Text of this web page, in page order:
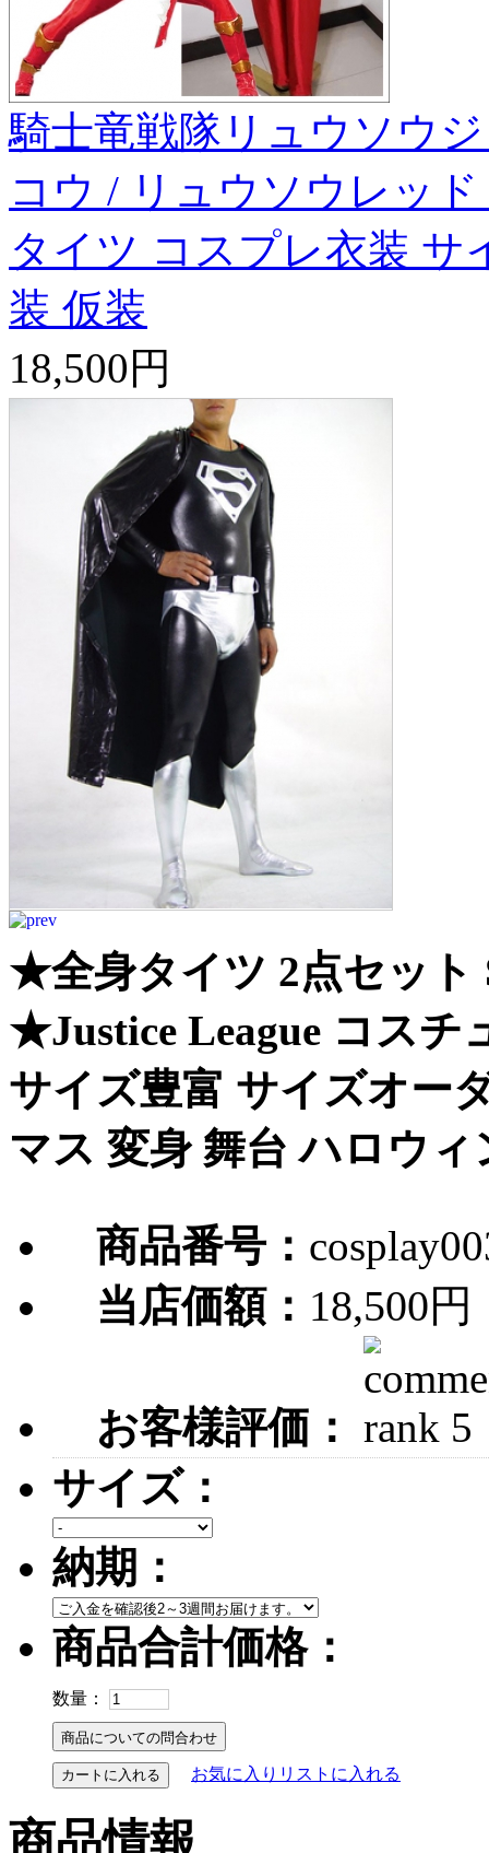
騎士竜戦隊リュウソウ
コウ / リュウソウレッ
タイツ コスプレ衣装
装 仮装
18,500円
★全身タイツ 2点セット
★Justice League コスチ
サイズ豊富 サイズオー
マス 変身 舞台 ハロウィ
商品番号：
当店価額： 18,500円
お客様評価：
サイズ：
納期：
商品合計価格：
数量：
カートに入れる お気に入りリストに入れる
商品情報